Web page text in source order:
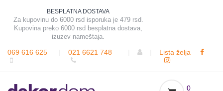
BESPLATNA DOSTAVA
Za kupovinu do 6000 rsd isporuka je 479 rsd.
Kupovina preko 6000 rsd besplatna dostava,
izuzev nameštaja.
069 616 625 021 6621 748 Lista želja
0